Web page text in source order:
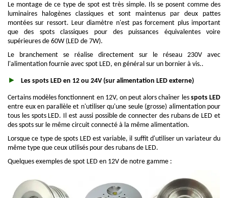
Le montage de ce type de spot est très simple. Ils se posent comme des
luminaires halogènes classiques et sont maintenus par deux pattes
montées sur ressort. Leur diamètre n'est pas forcement plus important
que des spots classiques pour des puissances équivalentes voire
supérieures de 60W (LED de 7W).
Le branchement se réalise directement sur le réseau 230V avec
l'alimentation fournie avec spot LED, en général sur un bornier à vis..
Les spots LED en 12 ou 24V (sur alimentation LED externe)
Certains modèles fonctionnent en 12V, on peut alors chaîner les spots LED
entre eux en parallèle et n'utiliser qu'une seule (grosse) alimentation pour
tous les spots LED. Il est aussi possible de connecter des rubans de LED et
des spots sur le même circuit connecté à la même alimentation.
Lorsque ce type de spots LED est variable, il suffit d'utiliser un variateur du
même type que ceux utilisés pour des rubans de LED.
Quelques exemples de spot LED en 12V de notre gamme :